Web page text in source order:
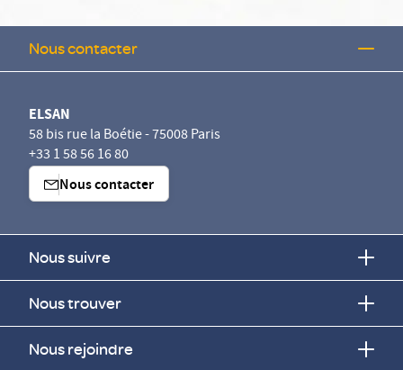
appartiennent
cookies destinés à son bon
Nous contacter
ELSAN
58 bis rue la Boétie - 75008 Paris
+33 1 58 56 16 80
Nous contacter
Nous suivre
Nous trouver
Nous rejoindre